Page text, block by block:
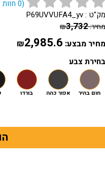
(
0
מק"ט :P69UVVUFA4_yv
מחיר: ₪3,732
מחיר מבצע: ₪2,985.6
בחירת צבע
חום בהיר אפור כהה בורדו